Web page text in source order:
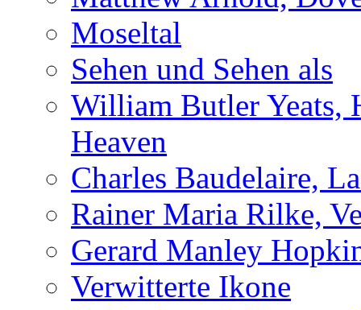
Moseltal
Sehen und Sehen als
William Butler Yeats,
Heaven
Charles Baudelaire,
Rainer Maria Rilke,
Gerard Manley
Verwitterte Ikone